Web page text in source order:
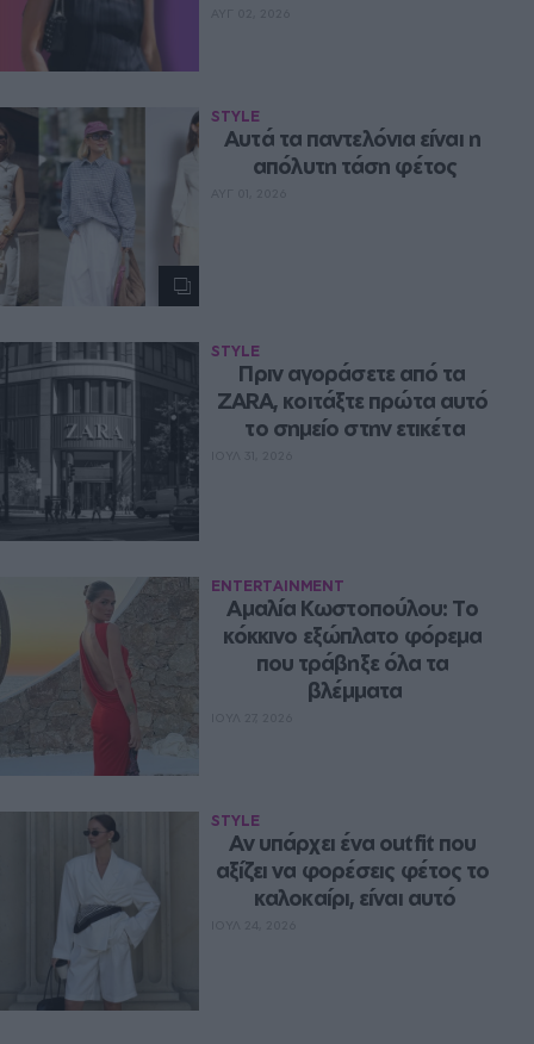
STYLE
Aυτά τα παντελόνια είναι η
απόλυτη τάση φέτος
STYLE
Πριν αγοράσετε από τα
ZARA, κοιτάξτε πρώτα αυτό
το σημείο στην ετικέτα
ENTERTAINMENT
Αμαλία Κωστοπούλου: Το
κόκκινο εξώπλατο φόρεμα
που τράβηξε όλα τα
βλέμματα
STYLE
Αν υπάρχει ένα outfit που
αξίζει να φορέσεις φέτος το
καλοκαίρι, είναι αυτό